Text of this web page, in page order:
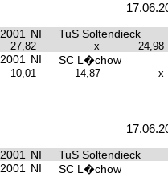
2001 NI TuS Soltendieck
27,82 x 24,98
2001 NI SC L�chow
10,01 14,87 x
2001 NI TuS Soltendieck
2001 NI SC L�chow